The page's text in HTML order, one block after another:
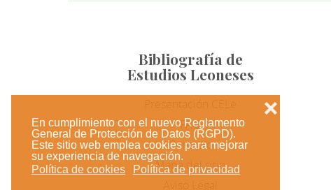
En cumplimiento con el nuevo Reglamento
General de Protección de Datos (RGPD).
Este sitio web emplea cookies para mejorar
su experiencia de navegación.
Política de cookies
Política de privacidad
❌
Bibliografía de
Estudios Leoneses
FAQ
Contacto
Mapa del sitio